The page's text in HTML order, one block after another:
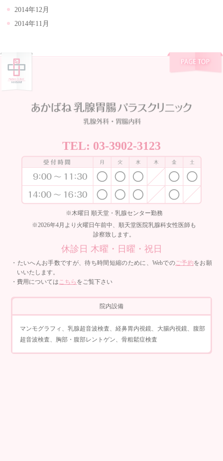
2014年12月
2014年11月
TEL: 03-3902-3123
※木曜日 順天堂・乳腺センター勤務
※2026年4月より火曜日午前中、順天堂医院乳腺科女性医師も
診察致します。
休診日 木曜・日曜・祝日
・たいへんお手数ですが、待ち時間短縮のために、Webでのご予約をお願
いいたします。
・費用についてはこちら をご覧下さい
院内設備
マンモグラフィ、乳腺超音波検査、経鼻胃内視鏡、大腸内視鏡、腹部
超音波検査、胸部・腹部レントゲン、骨粗鬆症検査